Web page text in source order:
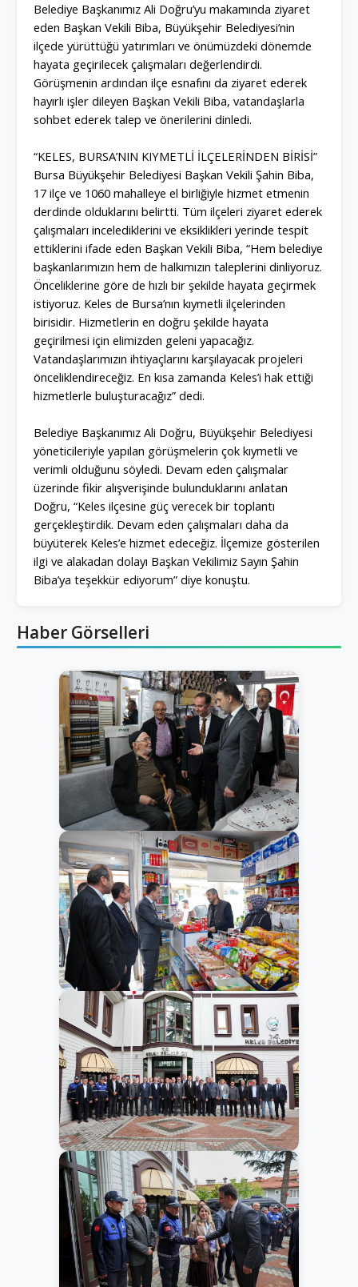
Belediye Başkanımız Ali Doğru’yu makamında ziyaret
eden Başkan Vekili Biba, Büyükşehir Belediyesi’nin
ilçede yürüttüğü yatırımları ve önümüzdeki dönemde
hayata geçirilecek çalışmaları değerlendirdi.
Görüşmenin ardından ilçe esnafını da ziyaret ederek
hayırlı işler dileyen Başkan Vekili Biba, vatandaşlarla
sohbet ederek talep ve önerilerini dinledi.
“KELES, BURSA’NIN KIYMETLİ İLÇELERİNDEN BİRİSİ”
Bursa Büyükşehir Belediyesi Başkan Vekili Şahin Biba,
17 ilçe ve 1060 mahalleye el birliğiyle hizmet etmenin
derdinde olduklarını belirtti. Tüm ilçeleri ziyaret ederek
çalışmaları incelediklerini ve eksiklikleri yerinde tespit
ettiklerini ifade eden Başkan Vekili Biba, “Hem belediye
başkanlarımızın hem de halkımızın taleplerini dinliyoruz.
Önceliklerine göre de hızlı bir şekilde hayata geçirmek
istiyoruz. Keles de Bursa’nın kıymetli ilçelerinden
birisidir. Hizmetlerin en doğru şekilde hayata
geçirilmesi için elimizden geleni yapacağız.
Vatandaşlarımızın ihtiyaçlarını karşılayacak projeleri
önceliklendireceğiz. En kısa zamanda Keles’i hak ettiği
hizmetlerle buluşturacağız” dedi.
Belediye Başkanımız Ali Doğru, Büyükşehir Belediyesi
yöneticileriyle yapılan görüşmelerin çok kıymetli ve
verimli olduğunu söyledi. Devam eden çalışmalar
üzerinde fikir alışverişinde bulunduklarını anlatan
Doğru, “Keles ilçesine güç verecek bir toplantı
gerçekleştirdik. Devam eden çalışmaları daha da
büyüterek Keles’e hizmet edeceğiz. İlçemize gösterilen
ilgi ve alakadan dolayı Başkan Vekilimiz Sayın Şahin
Biba’ya teşekkür ediyorum” diye konuştu.
Haber Görselleri